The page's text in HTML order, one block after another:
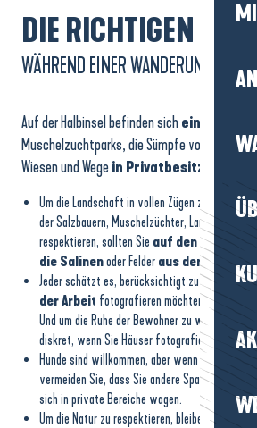
DIE RICHTIGEN
WÄHREND EINER WANDERUNG
Auf der Halbinsel befinden sicheinige Orte
Muschelzuchtparks, die Sümpfe von Brière
Wiesen und Wegein Privatbesitz
Um die Landschaft in vollen Zügen zu
der Salzbauern, Muschelzüchter, Landwirte und
respektieren, sollten Sie auf den
die Salinenoder Felder aus der Ferne
Jeder schätzt es, berücksichtigt zu werden:
der Arbeit fotografieren möchten, fragen
Und um die Ruhe der Bewohner zu wahren,
diskret, wenn Sie Häuser fotografieren.
Hunde sind willkommen, aber wenn Sie
vermeiden Sie, dass Sie andere Spaziergänger
sich in private Bereiche wagen.
Um die Natur zu respektieren, bleiben Sie auf